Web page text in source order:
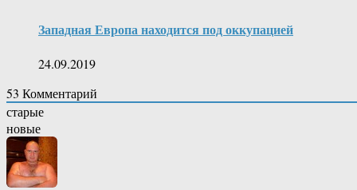
Западная Европа находится под оккупацией
24.09.2019
53 Комментарий
старые
новые